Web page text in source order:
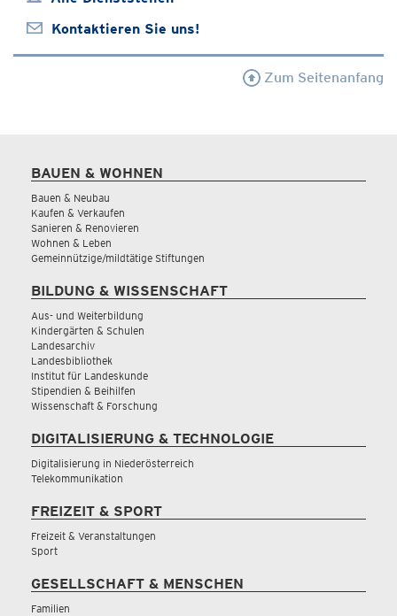
Kontaktieren Sie uns!
Zum Seitenanfang
BAUEN & WOHNEN
Bauen & Neubau
Kaufen & Verkaufen
Sanieren & Renovieren
Wohnen & Leben
Gemeinnützige/mildtätige Stiftungen
BILDUNG & WISSENSCHAFT
Aus- und Weiterbildung
Kindergärten & Schulen
Landesarchiv
Landesbibliothek
Institut für Landeskunde
Stipendien & Beihilfen
Wissenschaft & Forschung
DIGITALISIERUNG & TECHNOLOGIE
Digitalisierung in Niederösterreich
Telekommunikation
FREIZEIT & SPORT
Freizeit & Veranstaltungen
Sport
GESELLSCHAFT & MENSCHEN
Familien